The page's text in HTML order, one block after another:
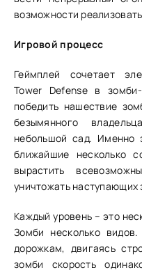
возможности
Игровой процесс
Геймплей сочетает
Tower Defense в
победить нашествие
безымянного
небольшой сад. Именно
ближайшие несколько
вырастить
уничтожать наступающих
Каждый уровень – это
Зомби несколько
дорожкам, двигаясь
зомби скорость